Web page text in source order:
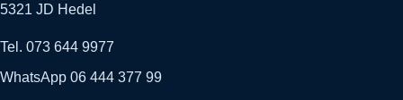
5321 JD Hedel
Tel. 073 644 9977
WhatsApp 06 444 377 99